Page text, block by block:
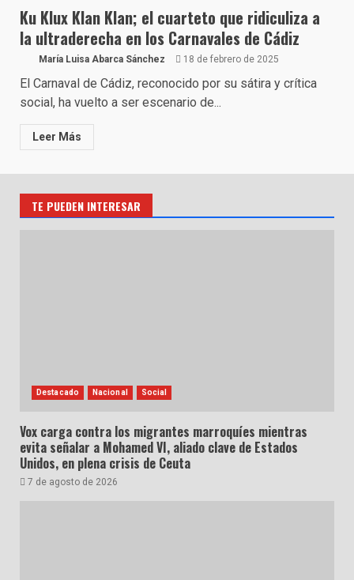
Ku Klux Klan Klan; el cuarteto que ridiculiza a
la ultraderecha en los Carnavales de Cádiz
María Luisa Abarca Sánchez 18 de febrero de 2025
El Carnaval de Cádiz, reconocido por su sátira y crítica
social, ha vuelto a ser escenario de...
Leer Más
TE PUEDEN INTERESAR
Destacado Nacional Social
Vox carga contra los migrantes marroquíes mientras
evita señalar a Mohamed VI, aliado clave de Estados
Unidos, en plena crisis de Ceuta
7 de agosto de 2026